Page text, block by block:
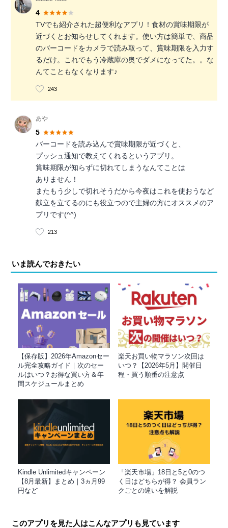
4
TVでも紹介された超便利なアプリ！食材の賞味期限が
近づくとお知らせしてくれます。使い方は簡単で、商品
のバーコードをカメラで読み取って、賞味期限を入力す
るだけ。これでもう冷蔵庫の奥でダメになってた。。な
んてこともなくなります♪
243
あや
5
バーコードを読み込んで賞味期限が近づくと、
プッシュ通知で教えてくれるというアプリ。
賞味期限が知らずに切れてしまうなんてことは
ありません！
またもう少しで切れそうだから今夜はこれを使おうなど
献立を立てるのにも役立つので主婦の方にオススメのア
プリです(^^)
213
いま読んでおきたい
【保存版】2026年Amazonセー
ル完全攻略ガイド｜次のセー
ルはいつ？お得な買い方＆年
間スケジュールまとめ
楽天お買い物マラソン次回は
いつ？【2026年5月】開催日
程・買う順番の注意点
Kindle Unlimitedキャンペーン
【8月最新】まとめ｜3ヵ月99
円など
「楽天市場」18日と5と0のつ
く日はどちらが得？ 会員ラン
クごとの違いを解説
このアプリを見た人はこんなアプリも見ています